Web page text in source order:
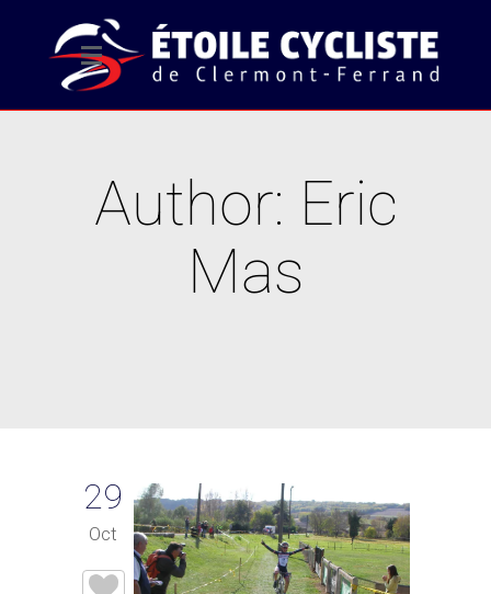
Author: Eric
Mas
29
Oct